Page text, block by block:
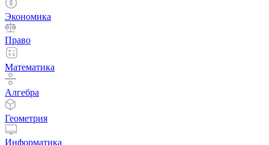
Экономика
Право
Математика
Алгебра
Геометрия
Информатика